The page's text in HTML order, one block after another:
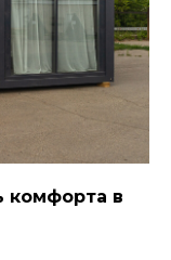
комфорта в